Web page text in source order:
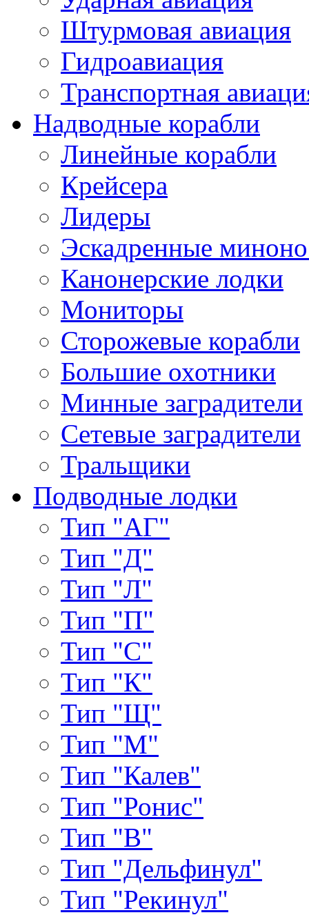
Штурмовая авиация
Гидроавиация
Транспортная
Надводные корабли
Линейные корабли
Крейсера
Лидеры
Эскадренные
Канонерские лодки
Мониторы
Сторожевые корабли
Большие охотники
Минные заградители
Сетевые заградители
Тральщики
Подводные лодки
Тип "АГ"
Тип "Д"
Тип "Л"
Тип "П"
Тип "С"
Тип "К"
Тип "Щ"
Тип "М"
Тип "Калев"
Тип "Ронис"
Тип "В"
Тип "Дельфинул"
Тип "Рекинул"